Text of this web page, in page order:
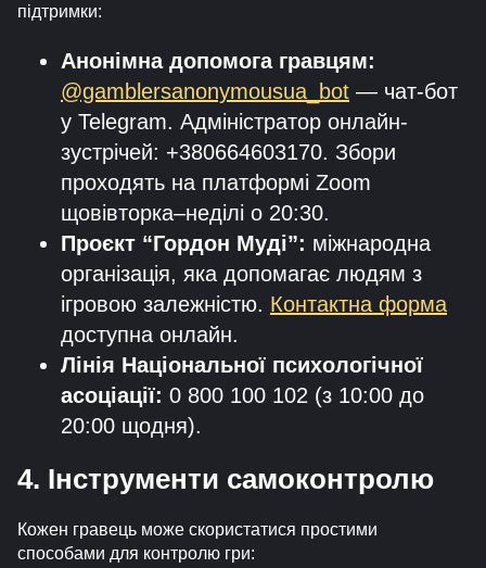
підтримки:
Анонімна допомога гравцям:
@gamblersanonymousua_bot — чат-бот
у Telegram. Адміністратор онлайн-
зустрічей: +380664603170. Збори
проходять на платформі Zoom
щовівторка–неділі о 20:30.
Проєкт “Гордон Муді”: міжнародна
організація, яка допомагає людям з
ігровою залежністю. Контактна форма
доступна онлайн.
Лінія Національної психологічної
асоціації: 0 800 100 102 (з 10:00 до
20:00 щодня).
4. Інструменти самоконтролю
Кожен гравець може скористатися простими
способами для контролю гри: